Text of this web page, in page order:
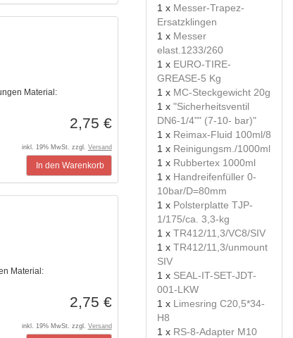
Material:
2,75 €
inkl. 19% MwSt. zzgl. Versand
In den Warenkorb
Material:
2,75 €
inkl. 19% MwSt. zzgl. Versand
1 x Messer-Trapez-
Ersatzklingen
1 x Messer
elast.1233/260
1 x EURO-TIRE-
GREASE-5 Kg
1 x MC-Steckgewicht 20g
1 x "Sicherheitsventil
DN6-1/4"" (7-10- bar)"
1 x Reimax-Fluid 100ml/8
1 x Reinigungsm./1000ml
1 x Rubbertex 1000ml
1 x Handreifenfüller 0-
10bar/D=80mm
1 x Polsterplatte TJP-
1/175/ca. 3,3-kg
1 x TR412/11,3/VC8/SIV
1 x TR412/11,3/unmount
SIV
1 x SEAL-IT-SET-JDT-
001-LKW
1 x Limesring C20,5*34-
H8
1 x RS-8-Adapter M10